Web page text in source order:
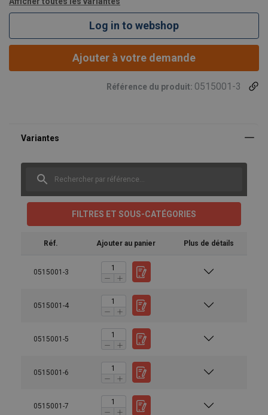
Log in to webshop
Ajouter à votre demande
Référence du produit: 0515001-3
FILTRES ET SOUS-CATÉGORIES
Réf. Ajouter au panier Plus de détails
0515001-3
0515001-4
0515001-5
0515001-6
0515001-7